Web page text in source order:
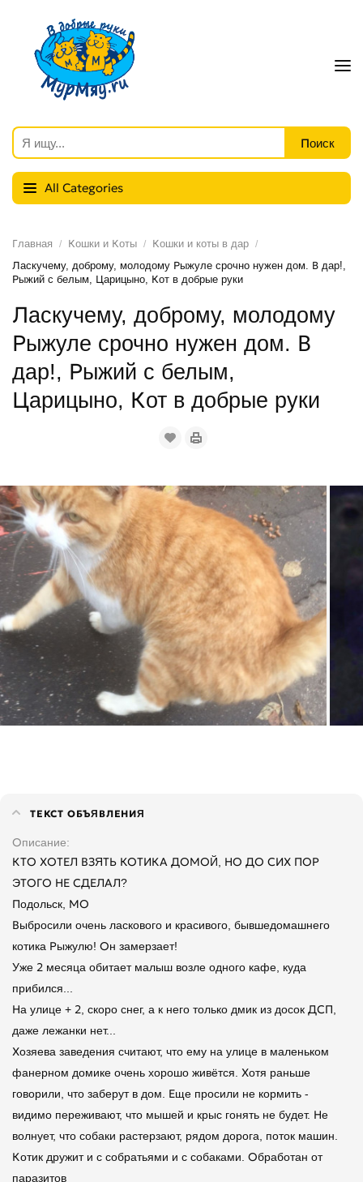
All Categories
Главная Кошки и Коты
Кошки и коты в дар
Ласкучему, доброму, молодому Рыжуле срочно нужен дом. В дар!,
Рыжий с белым, Царицыно, Кот в добрые руки
Ласкучему, доброму, молодому
Рыжуле срочно нужен дом. В
дар!, Рыжий с белым,
Царицыно, Кот в добрые руки
ТЕКСТ ОБЪЯВЛЕНИЯ
Описание
КТО ХОТЕЛ ВЗЯТЬ КОТИКА ДОМОЙ, НО ДО СИХ ПОР
ЭТОГО НЕ СДЕЛАЛ?
Подольск, МО
Выбросили очень ласкового и красивого, бывшедомашнего
котика Рыжулю! Он замерзает!
Уже 2 месяца обитает малыш возле одного кафе, куда
прибился...
На улице + 2, скоро снег, а к него только дмик из досок ДСП,
даже лежанки нет...
Хозяева заведения считают, что ему на улице в маленьком
фанерном домике очень хорошо живётся. Хотя раньше
говорили, что заберут в дом. Еще просили не кормить -
видимо переживают, что мышей и крыс гонять не будет. Не
волнует, что собаки растерзают, рядом дорога, поток машин.
Котик дружит и с собратьями и с собаками. Обработан от
паразитов